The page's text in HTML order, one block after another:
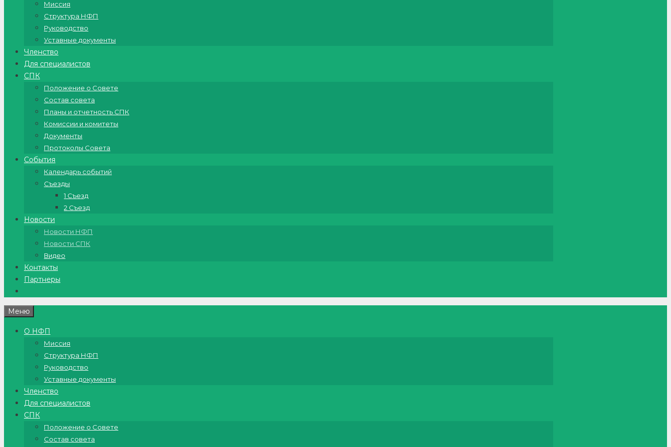
Миссия
Структура НФП
Руководство
Уставные документы
Членство
Для специалистов
СПК
Положение о Совете
Состав совета
Планы и отчетность СПК
Комиссии и комитеты
Документы
Протоколы Совета
События
Календарь событий
Съезды
1 Съезд
2 Съезд
Новости
Новости НФП
Новости СПК
Видео
Контакты
Партнеры
Меню
О НФП
Миссия
Структура НФП
Руководство
Уставные документы
Членство
Для специалистов
СПК
Положение о Совете
Состав совета